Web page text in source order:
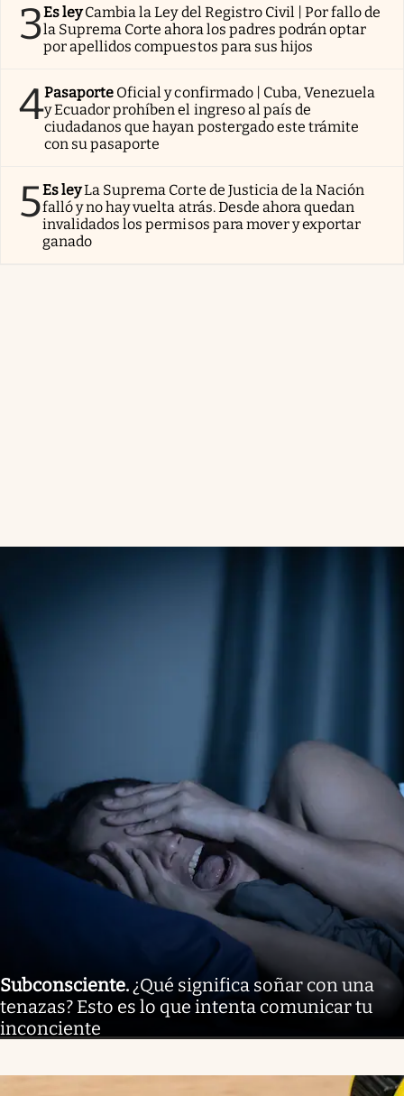
3Es ley Cambia la Ley del Registro Civil | Por fallo de
la Suprema Corte ahora los padres podrán optar
por apellidos compuestos para sus hijos
4Pasaporte Oficial y confirmado | Cuba, Venezuela
y Ecuador prohíben el ingreso al país de
ciudadanos que hayan postergado este trámite
con su pasaporte
5Es leyLa Suprema Corte de Justicia de la Nación
falló y no hay vuelta atrás. Desde ahora quedan
invalidados los permisos para mover y exportar
ganado
Subconsciente. ¿Qué significa soñar con una
tenazas? Esto es lo que intenta comunicar tu
inconciente